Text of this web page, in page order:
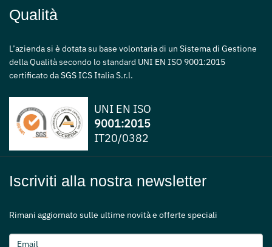
Qualità
L’azienda si è dotata su base volontaria di un Sistema di Gestione
della Qualità secondo lo standard UNI EN ISO 9001:2015
certificato da SGS ICS Italia S.r.l.
UNI EN ISO
9001:2015
IT20/0382
Iscriviti alla nostra newsletter
Rimani aggiornato sulle ultime novità e offerte speciali